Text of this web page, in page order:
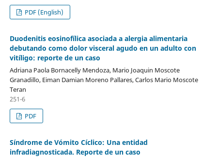
PDF (English)
Duodenitis eosinofílica asociada a alergia alimentaria
debutando como dolor visceral agudo en un adulto con
vitíligo: reporte de un caso
Adriana Paola Bornacelly Mendoza, Mario Joaquin Moscote
Granadillo, Eiman Damian Moreno Pallares, Carlos Mario Moscote
Teran
251-6
PDF
Síndrome de Vómito Cíclico: Una entidad
infradiagnosticada. Reporte de un caso